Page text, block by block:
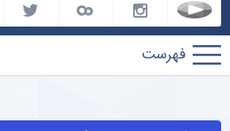
پارس
فوتبال